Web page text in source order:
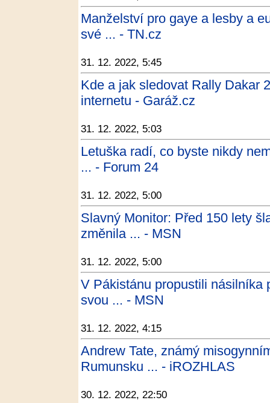
Manželství pro gaye a lesby a
své ... - TN.cz
31. 12. 2022, 5:45
Kde a jak sledovat Rally Dakar
internetu - Garáž.cz
31. 12. 2022, 5:03
Letuška radí, co byste nikdy
... - Forum 24
31. 12. 2022, 5:00
Slavný Monitor: Před 150 lety
změnila ... - MSN
31. 12. 2022, 5:00
V Pákistánu propustili násilníka
svou ... - MSN
31. 12. 2022, 4:15
Andrew Tate, známý
Rumunsku ... - iROZHLAS
30. 12. 2022, 22:50